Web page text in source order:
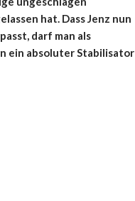
hat. Dass Jenz nun
darf man als
ein absoluter Stabilisator